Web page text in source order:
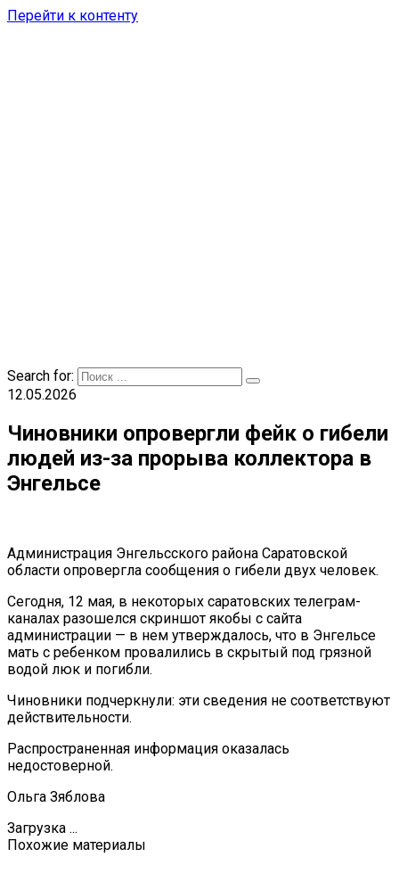
Перейти к контенту
Search for:
12.05.2026
Чиновники опровергли фейк о гибели
людей из-за прорыва коллектора в
Энгельсе
Администрация Энгельсского района Саратовской
области опровергла сообщения о гибели двух человек.
Сегодня, 12 мая, в некоторых саратовских телеграм-
каналах разошелся скриншот якобы с сайта
администрации — в нем утверждалось, что в Энгельсе
мать с ребенком провалились в скрытый под грязной
водой люк и погибли.
Чиновники подчеркнули: эти сведения не соответствуют
действительности.
Распространенная информация оказалась
недостоверной.
Ольга Зяблова
Загрузка ...
Похожие материалы